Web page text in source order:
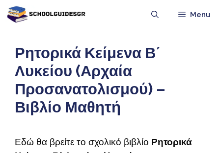
Μετάβαση
σε
Menu
Ρητορικά Κείμενα Β΄
Λυκείου (Αρχαία
Προσανατολισμού) –
Βιβλίο Μαθητή
Εδώ θα βρείτε το σχολικό βιβλίο Ρητορικά